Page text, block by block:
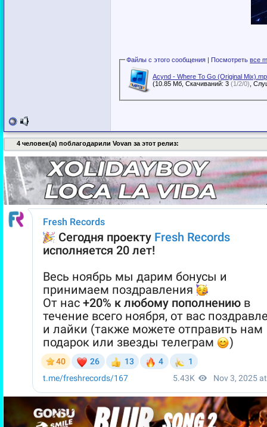
Файлы с этого сообщения | Посмотретьвсе
Acynd - Where To Go (Original
(10.85 Мб, Скачиваний: 3(1/2/0)
4 человек(а) поблагодарили Vovan за этот релиз: